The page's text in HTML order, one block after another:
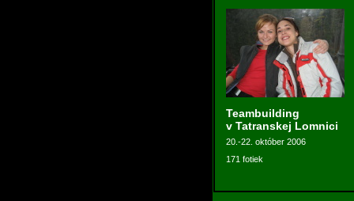
Teambuilding
v Tatranskej Lomnici
20.-22. október 2006
171 fotiek